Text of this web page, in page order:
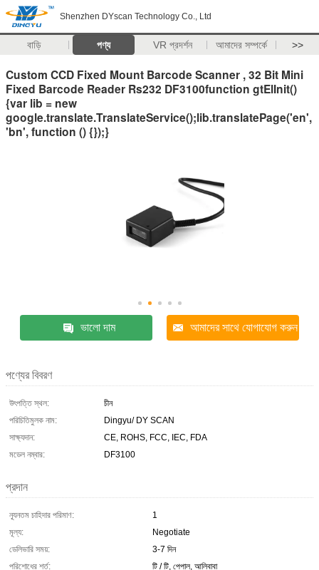
Shenzhen DYscan Technology Co., Ltd
বাড়ি পণ্য VR প্রদর্শন আমাদের সম্পর্কে >>
Custom CCD Fixed Mount Barcode Scanner , 32 Bit Mini
Fixed Barcode Reader Rs232 DF3100function gtElInit()
{var lib = new
google.translate.TranslateService();lib.translatePage('en',
'bn', function () {});}
ভালো দাম আমাদের সাথে যোগাযোগ করুন
পণ্যের বিবরণ
উৎপত্তি স্থল:
চীন
পরিচিতিমুলক নাম:
Dingyu/ DY SCAN
সাক্ষ্যদান:
CE, ROHS, FCC, IEC, FDA
মডেল নম্বার:
DF3100
প্রদান
ন্যূনতম চাহিদার পরিমাণ:
1
মূল্য:
Negotiate
ডেলিভারি সময়:
3-7 দিন
পরিশোধের শর্ত:
টি / টি, পেপাল, আলিবাবা